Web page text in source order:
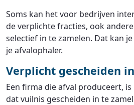
Soms kan het voor bedrijven
de verplichte fracties, ook
selectief in te zamelen. Dat kan
je afvalophaler.
Verplicht gescheiden
Een firma die afval produceert,
dat vuilnis gescheiden in te